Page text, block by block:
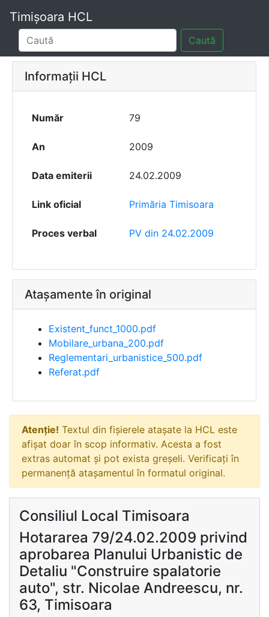
Timișoara HCL
Caută
Informații HCL
Număr 79
An 2009
Data emiterii 24.02.2009
Link oficial Primăria Timisoara
Proces verbal PV din 24.02.2009
Atașamente în original
Existent_funct_1000.pdf
Mobilare_urbana_200.pdf
Reglementari_urbanistice_500.pdf
Referat.pdf
Atenție! Textul din fișierele atașate la HCL este
afișat doar în scop informativ. Acesta a fost
extras automat și pot exista greșeli. Verificați în
permanență atașamentul în formatul original.
Consiliul Local Timisoara
Hotararea 79/24.02.2009 privind
aprobarea Planului Urbanistic de
Detaliu "Construire spalatorie
auto", str. Nicolae Andreescu, nr.
63, Timisoara